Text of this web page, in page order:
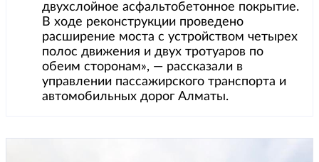
двухслойное асфальтобетонное покрытие.
В ходе реконструкции проведено
расширение моста с устройством четырех
полос движения и двух тротуаров по
обеим сторонам», — рассказали в
управлении пассажирского транспорта и
автомобильных дорог Алматы.